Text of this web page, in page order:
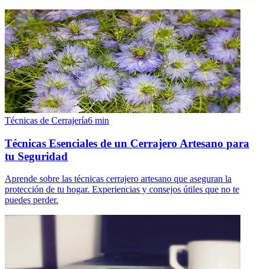
Técnicas de Cerrajería6 min
Técnicas Esenciales de un Cerrajero Artesano para
tu Seguridad
Aprende sobre las técnicas cerrajero artesano que aseguran la
protección de tu hogar. Experiencias y consejos útiles que no te
puedes perder.